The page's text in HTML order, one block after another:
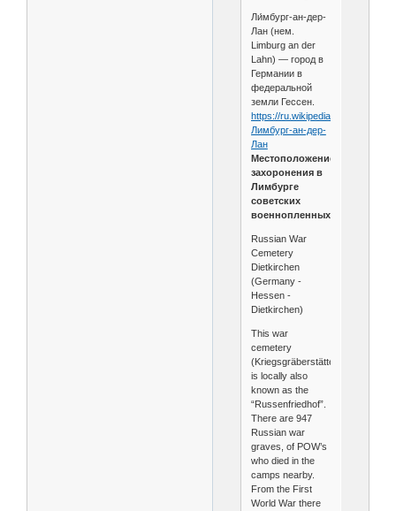
Ли́мбург-ан-дер-
Лан (нем.
Limburg an der
Lahn) — город в
Германии в
федеральной
земли Гессен.
https://ru.wikipedia.org/wiki/
Лимбург-ан-дер-
Лан
Местоположение
захоронения в
Лимбурге
советских
военнопленных:
Russian War
Cemetery
Dietkirchen
(Germany -
Hessen -
Dietkirchen)
This war
cemetery
(Kriegsgräberstätte)
is locally also
known as the
“Russenfriedhof”.
There are 947
Russian war
graves, of POW’s
who died in the
camps nearby.
From the First
World War there